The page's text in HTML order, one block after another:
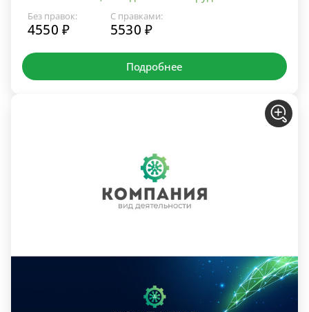
Без правок:
4550 ₽
С правками:
5530 ₽
Подробнее